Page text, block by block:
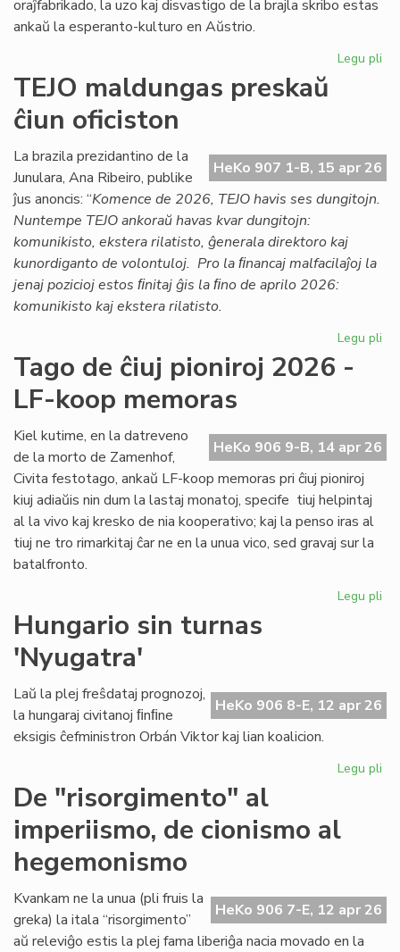
oraĵfabrikado, la uzo kaj disvastigo de la brajla skribo estas
ankaŭ la esperanto-kulturo en Aŭstrio.
Legu pli
TEJO maldungas preskaŭ
ĉiun oficiston
HeKo 907 1-B, 15 apr 26
La brazila prezidantino de la
Junulara, Ana Ribeiro, publike
ĵus anoncis: “Komence de 2026, TEJO havis ses dungitojn.
Nuntempe TEJO ankoraŭ havas kvar dungitojn:
komunikisto, ekstera rilatisto, ĝenerala direktoro kaj
kunordiganto de volontuloj. Pro la ﬁnancaj malfacilaĵoj la
jenaj pozicioj estos ﬁnitaj ĝis la ﬁno de aprilo 2026:
komunikisto kaj ekstera rilatisto.
Legu pli
Tago de ĉiuj pioniroj 2026 -
LF-koop memoras
HeKo 906 9-B, 14 apr 26
Kiel kutime, en la datreveno
de la morto de Zamenhof,
Civita festotago, ankaŭ LF-koop memoras pri ĉiuj pioniroj
kiuj adiaŭis nin dum la lastaj monatoj, specife tiuj helpintaj
al la vivo kaj kresko de nia kooperativo; kaj la penso iras al
tiuj ne tro rimarkitaj ĉar ne en la unua vico, sed gravaj sur la
batalfronto.
Legu pli
Hungario sin turnas
'Nyugatra'
HeKo 906 8-E, 12 apr 26
Laŭ la plej freŝdataj prognozoj,
la hungaraj civitanoj ﬁnﬁne
eksigis ĉefministron Orbán Viktor kaj lian koalicion.
Legu pli
De "risorgimento" al
imperiismo, de cionismo al
hegemonismo
HeKo 906 7-E, 12 apr 26
Kvankam ne la unua (pli fruis la
greka) la itala “risorgimento”
aŭ releviĝo estis la plej fama liberiĝa nacia movado en la